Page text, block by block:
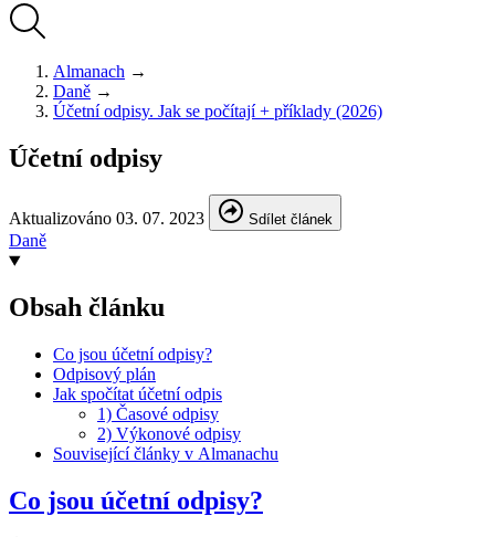
Almanach →
Daně →
Účetní odpisy. Jak se počítají + příklady (2026)
Účetní odpisy
Aktualizováno 03. 07. 2023 Sdílet článek
Daně
Obsah článku
Co jsou účetní odpisy?
Odpisový plán
Jak spočítat účetní odpis
1) Časové odpisy
2) Výkonové odpisy
Související články v Almanachu
Co jsou účetní odpisy?